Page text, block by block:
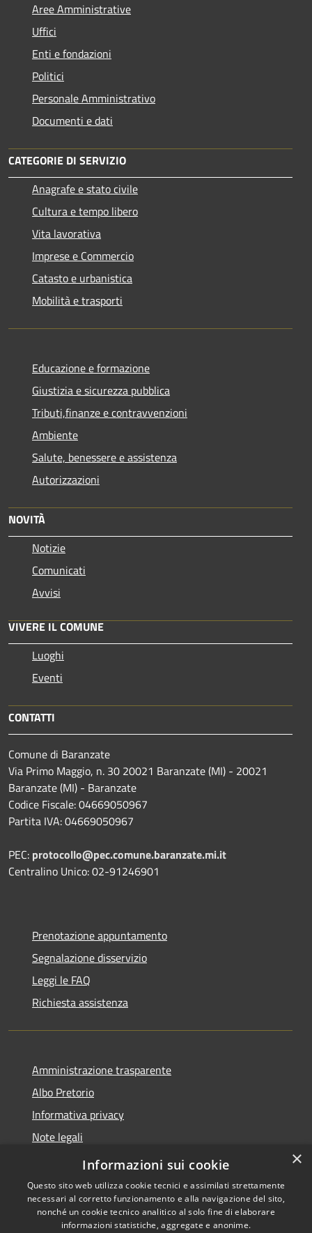
Aree Amministrative
Uffici
Enti e fondazioni
Politici
Personale Amministrativo
Documenti e dati
CATEGORIE DI SERVIZIO
Anagrafe e stato civile
Cultura e tempo libero
Vita lavorativa
Imprese e Commercio
Catasto e urbanistica
Mobilità e trasporti
Educazione e formazione
Giustizia e sicurezza pubblica
Tributi,finanze e contravvenzioni
Ambiente
Salute, benessere e assistenza
Autorizzazioni
NOVITÀ
Notizie
Comunicati
Avvisi
VIVERE IL COMUNE
Luoghi
Eventi
CONTATTI
Comune di Baranzate
Via Primo Maggio, n. 30 20021 Baranzate (MI) - 20021
Baranzate (MI) - Baranzate
Codice Fiscale: 04669050967
Partita IVA: 04669050967
PEC: protocollo@pec.comune.baranzate.mi.it
Centralino Unico: 02-91246901
Prenotazione appuntamento
Segnalazione disservizio
Leggi le FAQ
Richiesta assistenza
Amministrazione trasparente
Albo Pretorio
Informativa privacy
Note legali
Dichiarazione di accessibilità
Copyright © 2026 • Comune di
×
Informazioni sui cookie
Questo sito web utilizza cookie tecnici e assimilati strettamente
necessari al corretto funzionamento e alla navigazione del sito,
nonché un cookie tecnico analitico al solo fine di elaborare
informazioni statistiche, aggregate e anonime.